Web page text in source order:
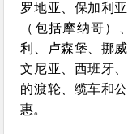
罗地亚、保加利
（包括摩纳哥）
利、卢森堡、挪
文尼亚、西班牙
的渡轮、缆车和
惠。